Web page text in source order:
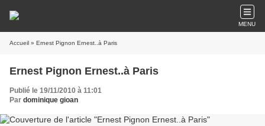
MENU
Accueil » Ernest Pignon Ernest..à Paris
Ernest Pignon Ernest..à Paris
Publié le 19/11/2010 à 11:01
Par dominique gioan